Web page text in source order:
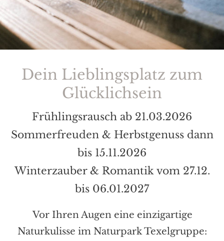
Dein Lieblingsplatz zum
Glücklichsein
Frühlingsrausch ab 21.03.2026
Sommerfreuden & Herbstgenuss dann
bis 15.11.2026
Winterzauber & Romantik vom 27.12.
bis 06.01.2027
Vor Ihren Augen eine einzigartige
Naturkulisse im Naturpark Texelgruppe: